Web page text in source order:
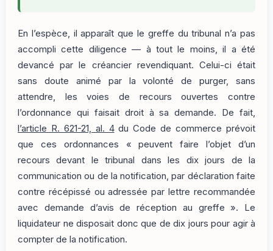
En l’espèce, il apparaît que le greffe du tribunal n’a pas
accompli cette diligence — à tout le moins, il a été
devancé par le créancier revendiquant. Celui-ci était
sans doute animé par la volonté de purger, sans
attendre, les voies de recours ouvertes contre
l’ordonnance qui faisait droit à sa demande. De fait,
l’article R. 621-21, al. 4du Code de commerce prévoit
que ces ordonnances « peuvent faire l’objet d’un
recours devant le tribunal dans les dix jours de la
communication ou de la notification, par déclaration faite
contre récépissé ou adressée par lettre recommandée
avec demande d’avis de réception au greffe ». Le
liquidateur ne disposait donc que de dix jours pour agir à
compter de la notification.